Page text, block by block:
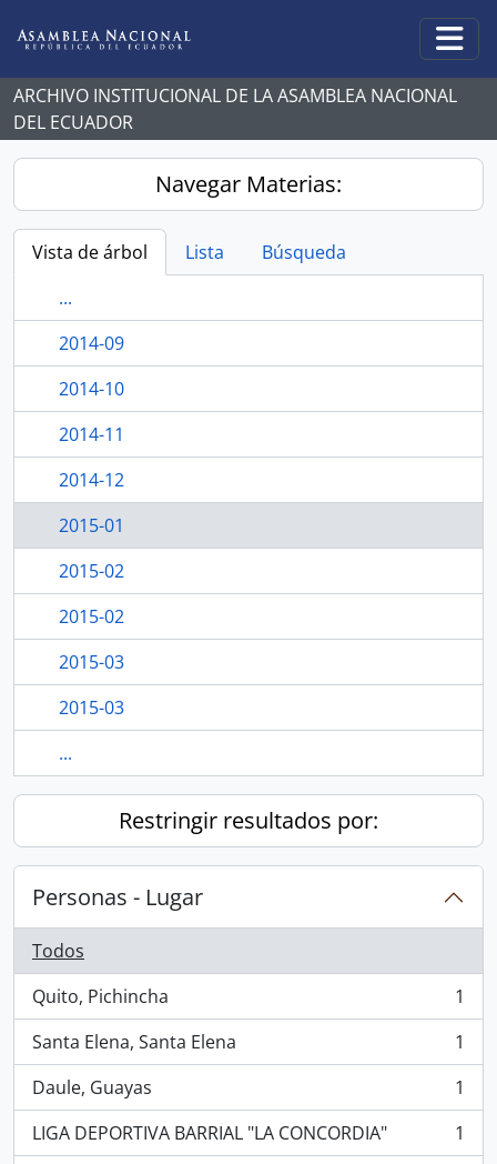
ARCHIVO INSTITUCIONAL DE LA ASAMBLEA NACIONAL
DEL ECUADOR
Navegar Materias:
Vista de árbol Lista
Búsqueda
...
2014-09
2014-10
2014-11
2014-12
2015-01
2015-02
2015-02
2015-03
2015-03
...
Restringir resultados por:
Personas - Lugar
Todos
Quito, Pichincha
, 1 resultados
1
Santa Elena, Santa Elena
, 1 resultados
1
Daule, Guayas
, 1 resultados
1
LIGA DEPORTIVA BARRIAL "LA CONCORDIA"
, 1 resultados
1